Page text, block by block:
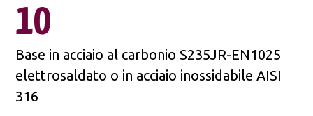
10
Base in acciaio al carbonio S235JR-EN1025
elettrosaldato o in acciaio inossidabile AISI
316